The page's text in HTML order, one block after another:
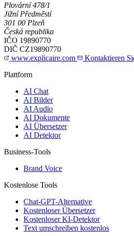
Plovární 478/1
Jižní Předměstí
301 00 Plzeň
Česká republika
IČO 19890770
DIČ CZ19890770
www.explicaire.com
Kontaktieren
Plattform
AI Chat
AI Bilder
AI Audio
AI Dokumente
AI Übersetzer
AI Detektor
Business-Tools
Brand Voice
Kostenlose Tools
Chat-GPT-Alternative
Kostenloser Übersetzer
Kostenloser KI-Detektor
Text umschreiben kostenlos